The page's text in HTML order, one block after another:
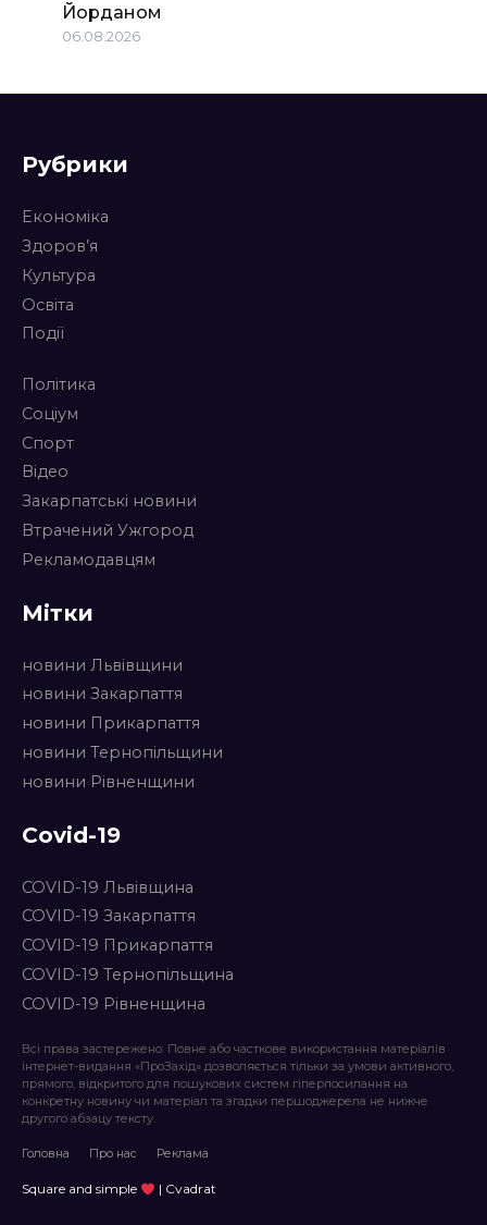
Йорданом
06.08.2026
Рубрики
Економіка
Здоров’я
Культура
Освіта
Події
Політика
Соціум
Спорт
Відео
Закарпатські новини
Втрачений Ужгород
Рекламодавцям
Мітки
новини Львівщини
новини Закарпаття
новини Прикарпаття
новини Тернопільщини
новини Рівненщини
Covid-19
COVID-19 Львівщина
COVID-19 Закарпаття
COVID-19 Прикарпаття
COVID-19 Тернопільщина
COVID-19 Рівненщина
Всі права застережено. Повне або часткове використання матеріалів
інтернет-видання «ПроЗахід» дозволяється тільки за умови активного,
прямого, відкритого для пошукових систем гіперпосилання на
конкретну новину чи матеріал та згадки першоджерела не нижче
другого абзацу тексту.
Головна Про нас Реклама
Square and simple | Cvadrat